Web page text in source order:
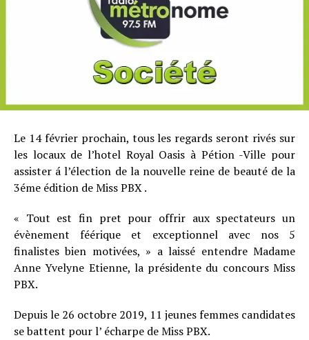
Le 14 février prochain, tous les regards seront rivés sur
les locaux de l’hotel Royal Oasis à Pétion -Ville pour
assister á l’élection de la nouvelle reine de beauté de la
3éme édition de Miss PBX .
« Tout est fin pret pour offrir aux spectateurs un
évènement féérique et exceptionnel avec nos 5
finalistes bien motivées, » a laissé entendre Madame
Anne Yvelyne Etienne, la présidente du concours Miss
PBX.
Depuis le 26 octobre 2019, 11 jeunes femmes candidates
se battent pour l’ écharpe de Miss PBX.